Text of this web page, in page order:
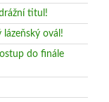
titul!
ovál!
do finále